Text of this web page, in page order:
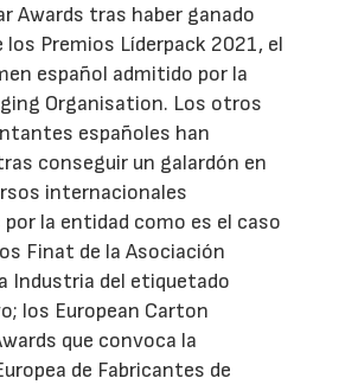
Awards tras haber ganado
Premios Líderpack 2021, el
español admitido por la
Organisation. Los otros
españoles han
conseguir un galardón en
internacionales
la entidad como es el caso
Finat de la Asociación
Industria del etiquetado
los European Carton
que convoca la
de Fabricantes de